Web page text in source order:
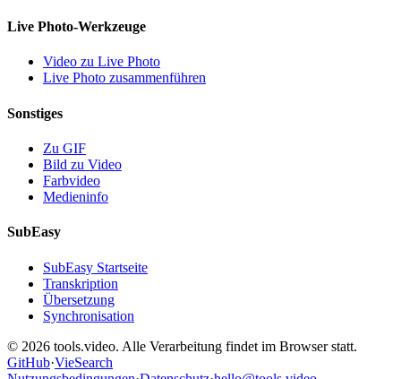
Live Photo-Werkzeuge
Video zu Live Photo
Live Photo zusammenführen
Sonstiges
Zu GIF
Bild zu Video
Farbvideo
Medieninfo
SubEasy
SubEasy Startseite
Transkription
Übersetzung
Synchronisation
© 2026 tools.video. Alle Verarbeitung findet im Browser statt.
GitHub·VieSearch